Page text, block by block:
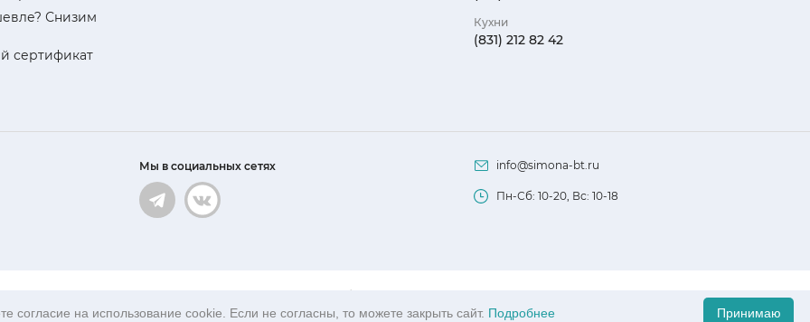
Снизим
сертификат
Кухни
(831) 212 82 42
Мы в социальных сетях info@simona-bt.ru
Пн-Сб: 10-20, Вс: 10-18
Принимаю
согласие на использование cookie. Если не согласны, то можете закрыть сайт. Подробнее